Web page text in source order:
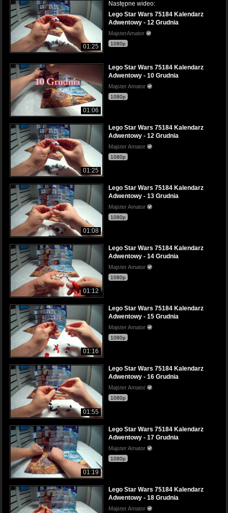
01:25
Następne wideo:
Lego Star Wars 75184 Kalendarz
Adwentowy - 12 Grudnia
MajsterAmator
1080p
01:06
Lego Star Wars 75184 Kalendarz
Adwentowy - 10 Grudnia
Majster Amator
1080p
01:25
Lego Star Wars 75184 Kalendarz
Adwentowy - 12 Grudnia
Majster Amator
1080p
01:08
Lego Star Wars 75184 Kalendarz
Adwentowy - 13 Grudnia
Majster Amator
1080p
01:12
Lego Star Wars 75184 Kalendarz
Adwentowy - 14 Grudnia
Majster Amator
1080p
01:16
Lego Star Wars 75184 Kalendarz
Adwentowy - 15 Grudnia
Majster Amator
1080p
01:55
Lego Star Wars 75184 Kalendarz
Adwentowy - 16 Grudnia
Majster Amator
1080p
01:19
Lego Star Wars 75184 Kalendarz
Adwentowy - 17 Grudnia
Majster Amator
1080p
Lego Star Wars 75184 Kalendarz
Adwentowy - 18 Grudnia
Majster Amator